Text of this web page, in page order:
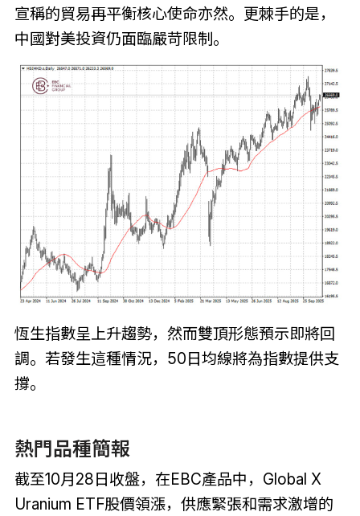
宣稱的貿易再平衡核心使命亦然。更棘手的是，
中國對美投資仍面臨嚴苛限制。
恆生指數呈上升趨勢，然而雙頂形態預示即將回
調。若發生這種情況，50日均線將為指數提供支
撐。
熱門品種簡報
截至10月28日收盤，在EBC產品中，Global X
Uranium ETF股價領漲，供應緊張和需求激增的